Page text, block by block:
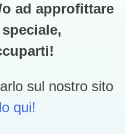
ad approfittare
sul nostro sito
qui!